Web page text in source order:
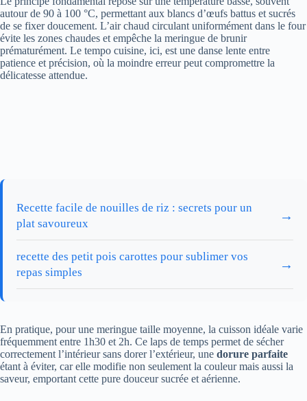
autour de 90 à 100 °C, permettant aux blancs d’œufs battus et sucrés
de se fixer doucement. L’air chaud circulant uniformément dans le four
évite les zones chaudes et empêche la meringue de brunir
prématurément. Le tempo cuisine, ici, est une danse lente entre
patience et précision, où la moindre erreur peut compromettre la
délicatesse attendue.
Recette facile de nouilles de riz : secrets pour un
plat savoureux
→
recette des petit pois carottes pour sublimer vos
repas simples
→
En pratique, pour une meringue taille moyenne, la cuisson idéale varie
fréquemment entre 1h30 et 2h. Ce laps de temps permet de sécher
correctement l’intérieur sans dorer l’extérieur, une dorure parfaite
étant à éviter, car elle modifie non seulement la couleur mais aussi la
saveur, emportant cette pure douceur sucrée et aérienne.